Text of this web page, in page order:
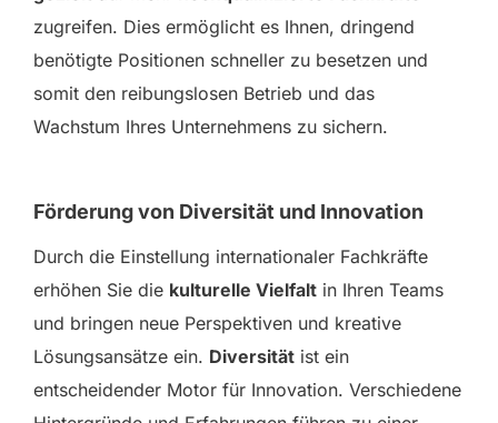
zugreifen. Dies ermöglicht es Ihnen, dringend
benötigte Positionen schneller zu besetzen und
somit den reibungslosen Betrieb und das
Wachstum Ihres Unternehmens zu sichern.
Förderung von Diversität und Innovation
Durch die Einstellung internationaler Fachkräfte
erhöhen Sie die kulturelle Vielfalt in Ihren Teams
und bringen neue Perspektiven und kreative
Lösungsansätze ein. Diversität ist ein
entscheidender Motor für Innovation. Verschiedene